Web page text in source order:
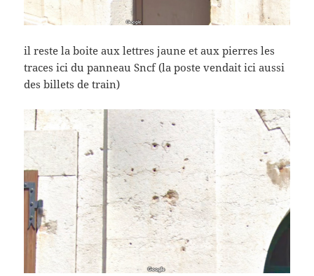
il reste la boite aux lettres jaune et aux pierres les
traces ici du panneau Sncf (la poste vendait ici aussi
des billets de train)